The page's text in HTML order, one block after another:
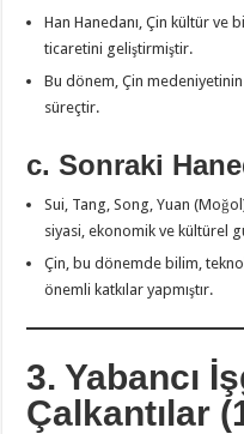
Han Hanedanı, Çin kültür ve
ticaretini geliştirmiştir.
Bu dönem, Çin
süreçtir.
c. Sonraki
Sui, Tang, Song, Yuan
siyasi, ekonomik ve kültürel
Çin, bu dönemde bilim,
önemli katkılar yapmıştır.
3. Yabancı
Çalkantılar